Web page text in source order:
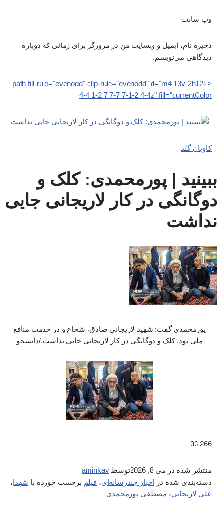
وب‌ سایت
ذخیره نام، ایمیل و وبسایت من در مرورگر برای زمانی که دوباره
دیدگاهی می‌نویسم.
<path fill-rule="evenodd" clip-rule="evenodd" d="m4 13v-2h12l-
4-4 1-2 7 7-7 7-1-2 4-4z" fill="currentColor
کاویان گلد
ببینید | پورمحمدی: کلک و
دوگانگی در کار لاریجانی جایی
نداشت
پورمحمدی گفت: شهید لاریجانی صادق، شجاع و در خدمت منافع
ملی بود. کلک و دوگانگی در کار لاریجانی جایی نداشت./دانشجو
266 33
منتشر شده در می 8, 2026 توسط aminkav
دسته‌بندی شده در اخبار چندرسانه‌ای، فیلم برچسب خورده با شهدا،
علی لاریجانی، مصطفی پورمحمدی